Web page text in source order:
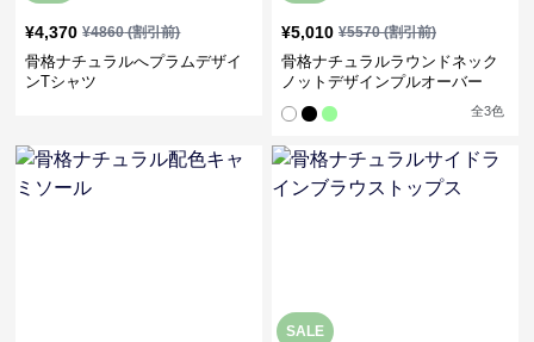
¥4,370 ¥4860(割引前)
骨格ナチュラルへプラムデザイ
ンTシャツ
¥5,010 ¥5570(割引前)
骨格ナチュラルラウンドネック
ノットデザインプルオーバー
全3色
SALE